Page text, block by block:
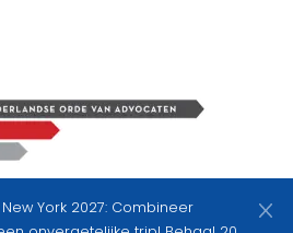
statement&algemene
York 2027: Combineer